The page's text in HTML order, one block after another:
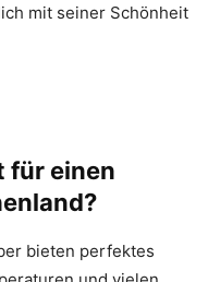
mit seiner Schönheit
für einen
bieten perfektes